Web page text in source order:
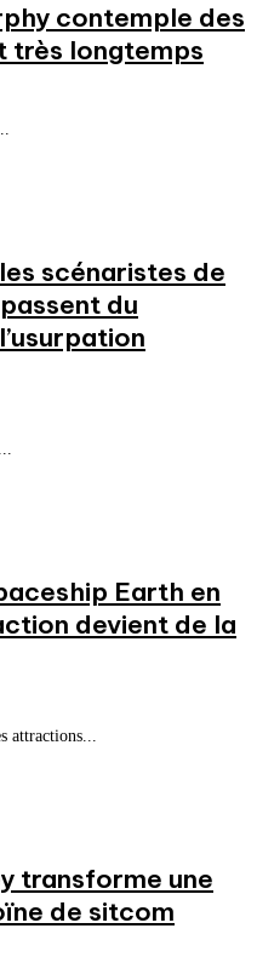
contemple des
très longtemps
scénaristes de
du
Earth en
devient de la
attractions...
transforme une
de sitcom